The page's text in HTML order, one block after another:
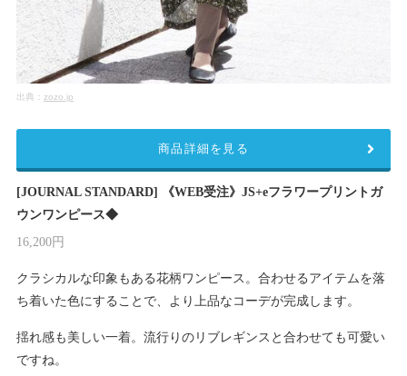
出典： zozo.jp
[JOURNAL STANDARD] 《WEB受注》JS+eフラワープリントガ
ウンワンピース◆
16,200円
クラシカルな印象もある花柄ワンピース。合わせるアイテムを落
ち着いた色にすることで、より上品なコーデが完成します。
揺れ感も美しい一着。流行りのリブレギンスと合わせても可愛い
ですね。
商品詳細を見る